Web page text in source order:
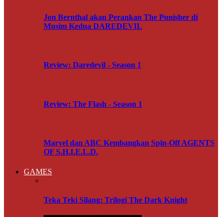
Jon Bernthal akan Perankan The Punisher di
Musim Kedua DAREDEVIL
Review: Daredevil - Season 1
Review: The Flash - Season 1
Marvel dan ABC Kembangkan Spin-Off AGENTS
OF S.H.I.E.L.D.
GAMES
Teka Teki Silang: Trilogi The Dark Knight